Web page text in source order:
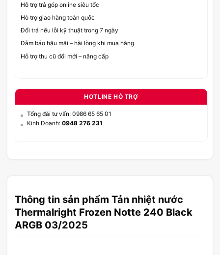
Hỗ trợ trả góp online siêu tốc
Hỗ trợ giao hàng toàn quốc
Đổi trả nếu lỗi kỹ thuật trong 7 ngày
Đảm bảo hậu mãi – hài lòng khi mua hàng
Hỗ trợ thu cũ đổi mới – nâng cấp
HOTLINE HỖ TRỢ
Tổng đài tư vấn: 0986 65 65 01
Kinh Doanh: 0948 276 231
Thông tin sản phẩm Tản nhiệt nước
Thermalright Frozen Notte 240 Black
ARGB 03/2025